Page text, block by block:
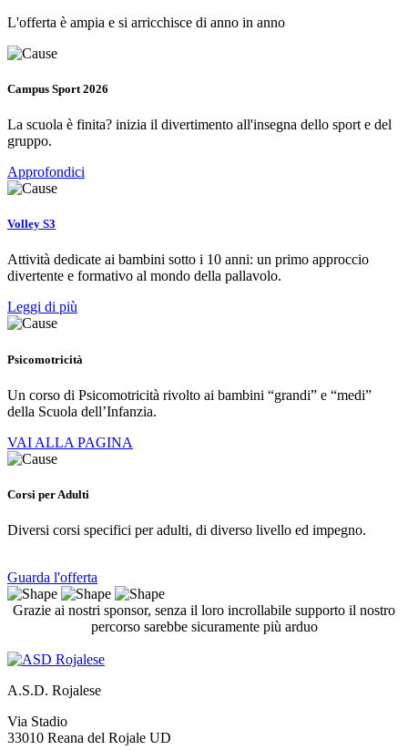
L'offerta è ampia e si arricchisce di anno in anno
Campus Sport 2026
La scuola è finita? inizia il divertimento all'insegna dello sport e del
gruppo.
Approfondici
Volley S3
Attività dedicate ai bambini sotto i 10 anni: un primo approccio
divertente e formativo al mondo della pallavolo.
Leggi di più
Psicomotricità
Un corso di Psicomotricità rivolto ai bambini “grandi” e “medi”
della Scuola dell’Infanzia.
VAI ALLA PAGINA
Corsi per Adulti
Diversi corsi specifici per adulti, di diverso livello ed impegno.
Guarda l'offerta
Grazie ai nostri sponsor, senza il loro incrollabile supporto il nostro
percorso sarebbe sicuramente più arduo
A.S.D. Rojalese
Via Stadio
33010 Reana del Rojale UD